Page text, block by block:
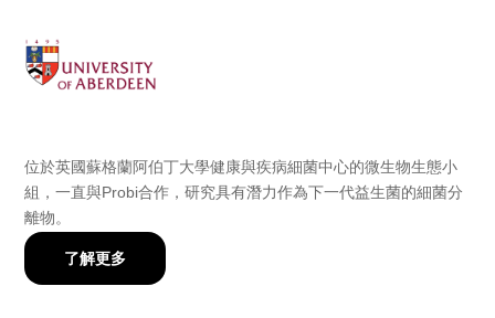
位於英國蘇格蘭阿伯丁大學健康與疾病細菌中心的微生物生態小
組，一直與Probi合作，研究具有潛力作為下一代益生菌的細菌分
離物。
了解更多